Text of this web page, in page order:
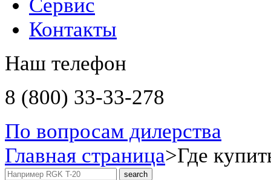
Сервис
Контакты
Наш телефон
8 (800) 33-33-278
По вопросам дилерства
Главная страница>Где